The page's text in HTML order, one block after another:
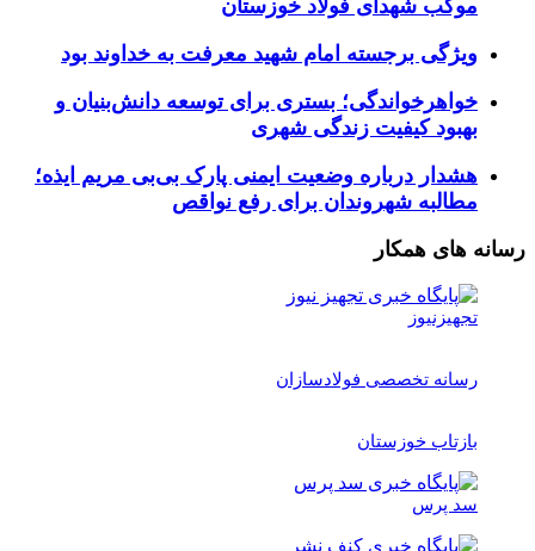
موکب شهدای فولاد خوزستان
ویژگی برجسته امام شهید معرفت به خداوند بود
خواهرخواندگی؛ بستری برای توسعه دانش‌بنیان و
بهبود کیفیت زندگی شهری
هشدار درباره وضعیت ایمنی پارک بی‌بی مریم ایذه؛
مطالبه شهروندان برای رفع نواقص
رسانه های همکار
تجهیزنیوز
رسانه تخصصی فولادسازان
بازتاب خوزستان
سد پرس